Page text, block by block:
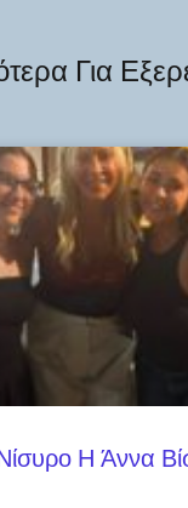
Για
Η Άννα